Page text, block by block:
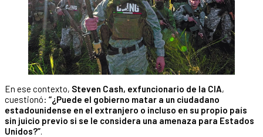
En ese contexto, Steven Cash, exfuncionario de la CIA,
cuestionó: “¿Puede el gobierno matar a un ciudadano
estadounidense en el extranjero o incluso en su propio país
sin juicio previo si se le considera una amenaza para Estados
Unidos?”.